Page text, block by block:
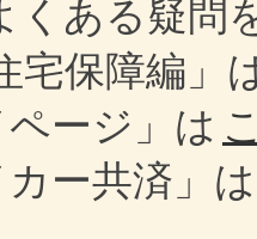
くある疑問
保障編」
ージ」は
ー共済」は